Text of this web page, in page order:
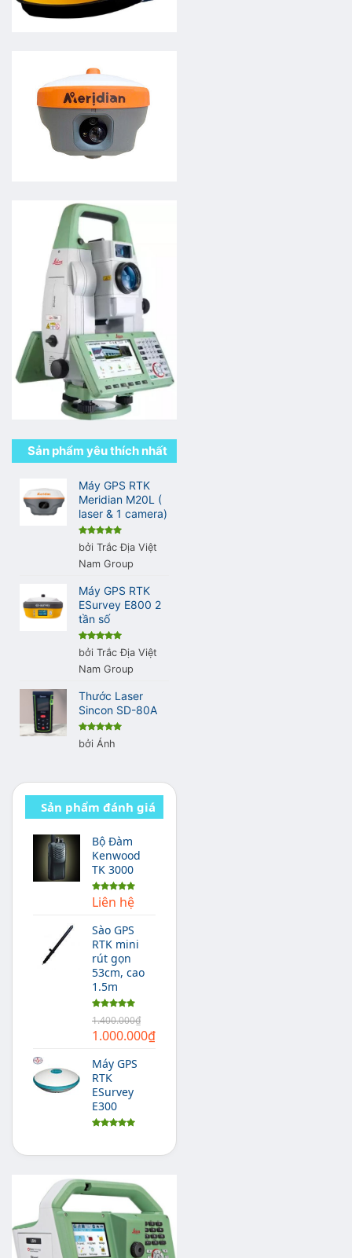
Sản phẩm yêu thích nhất
Máy GPS RTK
Meridian M20L (
laser & 1 camera)
Được xếp
hạng 5 5
sao
bởi Trắc Địa Việt
Nam Group
Máy GPS RTK
ESurvey E800 2
tần số
Được xếp
hạng 5 5
sao
bởi Trắc Địa Việt
Nam Group
Thước Laser
Sincon SD-80A
Được xếp
hạng5 5
bởi Ánh
Sản phẩm đánh giá
cao
Bộ Đàm
Kenwood
TK 3000
Được xếp
hạng5.00
Liên hệ
Sào GPS
RTK mini
rút gọn
53cm, cao
1.5m
Được xếp
hạng5.00
5 sao
1.400.000₫
Giá
là:
1.400.000₫.
1.000.000₫Giá
Máy GPS
RTK
ESurvey
E300